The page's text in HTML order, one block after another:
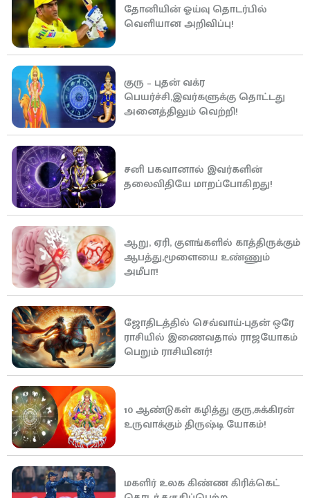
தோனியின் ஓய்வு தொடர்பில்
வெளியான அறிவிப்பு!
குரு – புதன் வக்ர
பெயர்ச்சி,இவர்களுக்கு தொட்டது
அனைத்திலும் வெற்றி!
சனி பகவானால் இவர்களின்
தலைவிதியே மாறப்போகிறது!
ஆறு, ஏரி, குளங்களில் காத்திருக்கும்
ஆபத்து,மூளையை உண்ணும்
அமீபா!
ஜோதிடத்தில் செவ்வாய்-புதன் ஒரே
ராசியில் இணைவதால் ராஜயோகம்
பெறும் ராசியினர்!
10 ஆண்டுகள் கழித்து குரு,சுக்கிரன்
உருவாக்கும் திருஷ்டி யோகம்!
மகளிர் உலக கிண்ண கிரிக்கெட்